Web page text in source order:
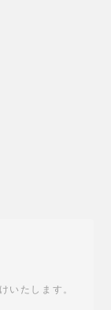
いたします。